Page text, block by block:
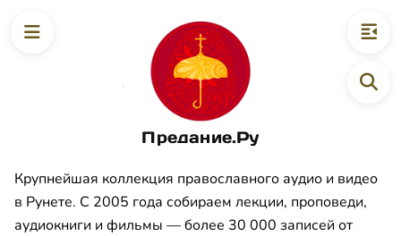
Предание.Ру
Крупнейшая коллекция православного аудио и видео
в Рунете. С 2005 года собираем лекции, проповеди,
аудиокниги и фильмы — более 30 000 записей от